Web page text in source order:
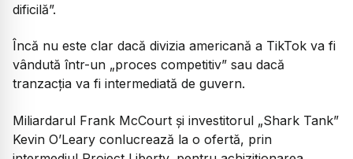
dificilă”.
Încă nu este clar dacă divizia americană a TikTok va fi
vândută într-un „proces competitiv” sau dacă
tranzacția va fi intermediată de guvern.
Miliardarul Frank McCourt și investitorul „Shark Tank”
Kevin O’Leary conlucrează la o ofertă, prin